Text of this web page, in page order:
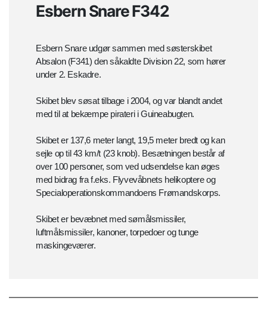
Esbern Snare F342
Esbern Snare udgør sammen med søsterskibet
Absalon (F341) den såkaldte Division 22, som hører
under 2. Eskadre.
Skibet blev søsat tilbage i 2004, og var blandt andet
med til at bekæmpe pirateri i Guineabugten.
Skibet er 137,6 meter langt, 19,5 meter bredt og kan
sejle op til 43 km/t (23 knob). Besætningen består af
over 100 personer, som ved udsendelse kan øges
med bidrag fra f.eks. Flyvevåbnets helikoptere og
Specialoperationskommandoens Frømandskorps.
Skibet er bevæbnet med sømålsmissiler,
luftmålsmissiler, kanoner, torpedoer og tunge
maskingeværer.